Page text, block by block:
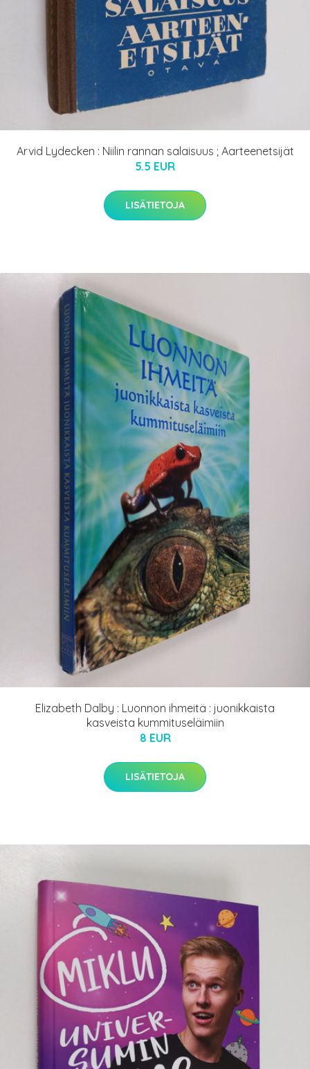
Arvid Lydecken : Niilin rannan salaisuus ; Aarteenetsijät
5.5 EUR
LISÄTIETOJA
Elizabeth Dalby : Luonnon ihmeitä : juonikkaista
kasveista kummituseläimiin
8 EUR
LISÄTIETOJA